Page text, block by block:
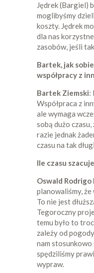
Jędrek (Bargiel)
moglibyśmy
koszty. Jędrek
dla nas
zasobów, jeśli
Bartek, jak
współpracy z
Bartek Ziemski:
Współpraca z
ale wymaga
sobą dużo
razie jednak
czasu na tak
Ile czasu
Oswald Rodrigo
planowaliśmy,
To nie jest
Tegoroczny
temu było to
zależy od
nam stosunkowo
spędziliśmy
wypraw.